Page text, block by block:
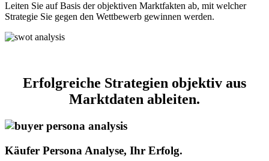
Leiten Sie auf Basis der objektiven Marktfakten ab, mit welcher
Strategie Sie gegen den Wettbewerb gewinnen werden.
Erfolgreiche Strategien objektiv aus
Marktdaten ableiten.
Käufer Persona Analyse, Ihr Erfolg.